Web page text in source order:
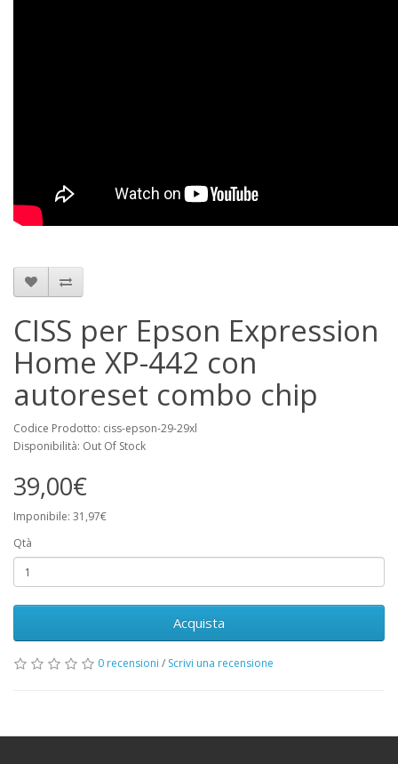
CISS per Epson Expression
Home XP-442 con
autoreset combo chip
Codice Prodotto: ciss-epson-29-29xl
Disponibilità: Out Of Stock
39,00€
Imponibile: 31,97€
Qtà
Acquista
0 recensioni / Scrivi una recensione